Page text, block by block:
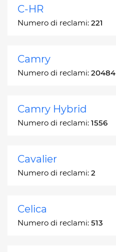
C-HR
Numero di reclami: 221
Camry
Numero di reclami: 20484
Camry Hybrid
Numero di reclami: 1556
Cavalier
Numero di reclami: 2
Celica
Numero di reclami: 513